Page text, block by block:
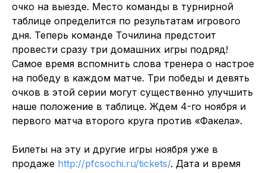
очко на выезде. Место команды в турнирной
таблице определится по результатам игрового
дня. Теперь команде Точилина предстоит
провести сразу три домашних игры подряд!
Самое время вспомнить слова тренера о настрое
на победу в каждом матче. Три победы и девять
очков в этой серии могут существенно улучшить
наше положение в таблице. Ждем 4-го ноября и
первого матча второго круга против «Факела».
Билеты на эту и другие игры ноября уже в
продаже http://pfcsochi.ru/tickets/. Дата и время